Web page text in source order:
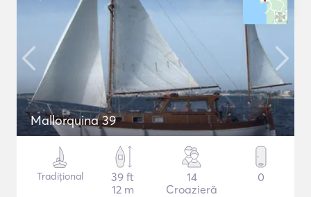
Mallorquina 39
Tradițional
39 ft
12 m
14
Croazieră
0